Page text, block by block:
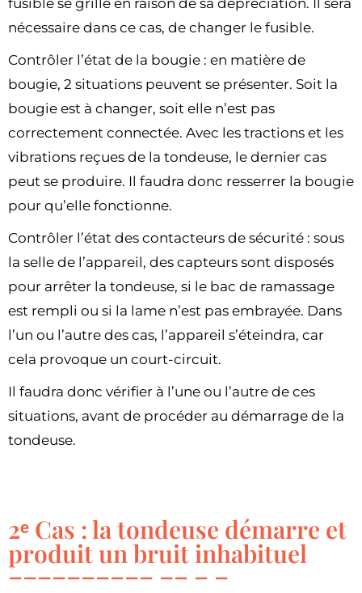
nécessaire dans ce cas, de changer le fusible.
Contrôler l’état de la bougie : en matière de
bougie, 2 situations peuvent se présenter. Soit la
bougie est à changer, soit elle n’est pas
correctement connectée. Avec les tractions et les
vibrations reçues de la tondeuse, le dernier cas
peut se produire. Il faudra donc resserrer la bougie
pour qu’elle fonctionne.
Contrôler l’état des contacteurs de sécurité : sous
la selle de l’appareil, des capteurs sont disposés
pour arrêter la tondeuse, si le bac de ramassage
est rempli ou si la lame n’est pas embrayée. Dans
l’un ou l’autre des cas, l’appareil s’éteindra, car
cela provoque un court-circuit.
Il faudra donc vérifier à l’une ou l’autre de ces
situations, avant de procéder au démarrage de la
tondeuse.
2ᵉ Cas : la tondeuse démarre et
produit un bruit inhabituel